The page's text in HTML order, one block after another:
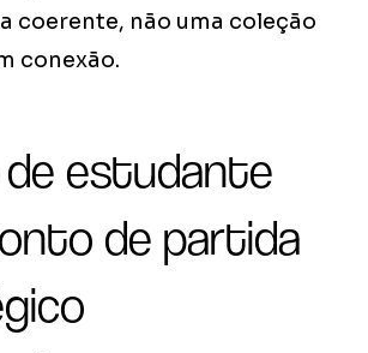
coerente, não uma coleção
conexão.
estudante
de partida